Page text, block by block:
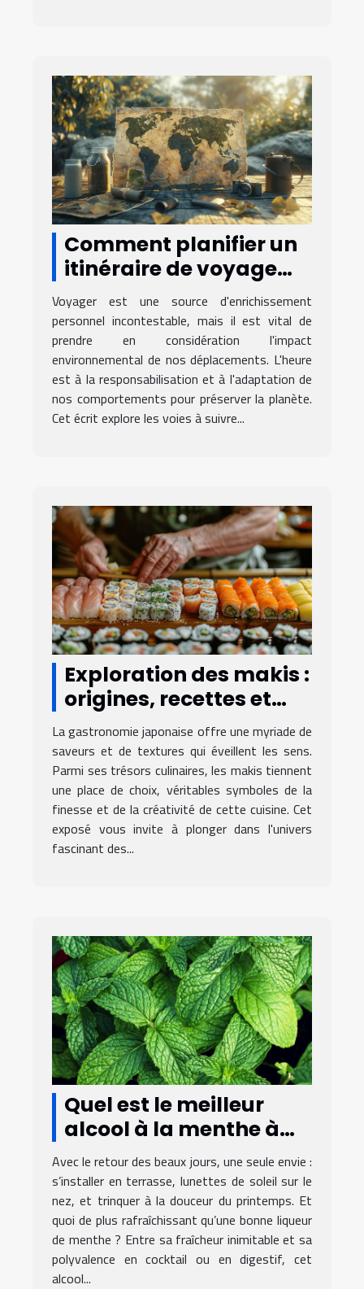
Comment planifier un
itinéraire de voyage
éco-responsable
Voyager est une source d'enrichissement
personnel incontestable, mais il est vital de
prendre en considération l'impact
environnemental de nos déplacements. L'heure
est à la responsabilisation et à l'adaptation de
nos comportements pour préserver la planète.
Cet écrit explore les voies à suivre...
Exploration des makis :
origines, recettes et
conseils de
préparation
La gastronomie japonaise offre une myriade de
saveurs et de textures qui éveillent les sens.
Parmi ses trésors culinaires, les makis tiennent
une place de choix, véritables symboles de la
finesse et de la créativité de cette cuisine. Cet
exposé vous invite à plonger dans l'univers
fascinant des...
Quel est le meilleur
alcool à la menthe à
déguster en printemps
?
Avec le retour des beaux jours, une seule envie :
s’installer en terrasse, lunettes de soleil sur le
nez, et trinquer à la douceur du printemps. Et
quoi de plus rafraîchissant qu’une bonne liqueur
de menthe ? Entre sa fraîcheur inimitable et sa
polyvalence en cocktail ou en digestif, cet
alcool...